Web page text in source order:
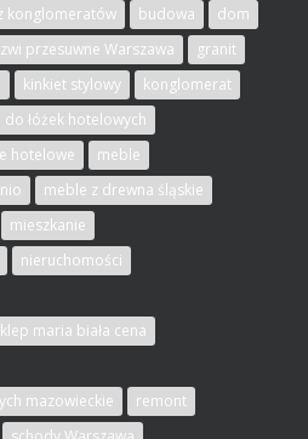
konglomeratów budowa
dom
przesuwne Warszawa
granit
kinkiet stylowy
konglomerat
łóżek hotelowych
hotelowe
meble
meble z drewna śląskie
mieszkanie
nieruchomości
maria biała cena
mazowieckie
remont